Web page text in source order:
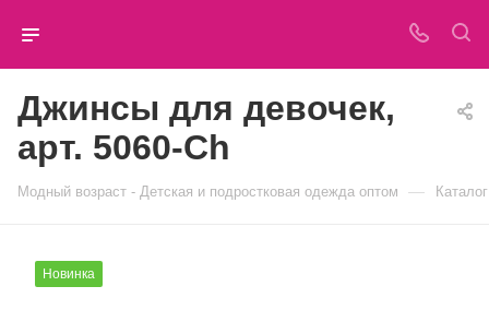
Джинсы для девочек,
арт. 5060-Ch
Модный возраст - Детская и подростковая одежда оптом — Каталог
Новинка